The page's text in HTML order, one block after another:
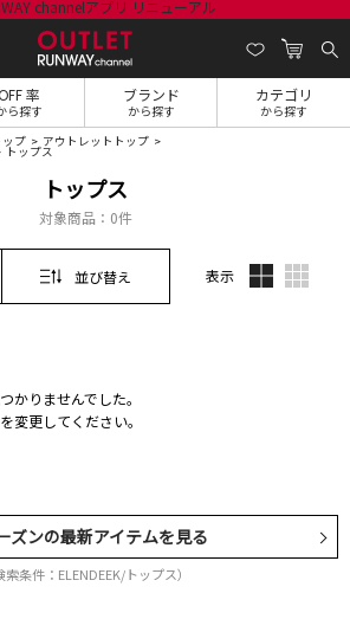
率
ら探す
ブランド
から探す
カテゴリ
から探す
ップ アウトレットトップ
トップス
トップス
対象商品： 0件
並び替え 表示
かりませんでした。
変更してください。
ズンの最新アイテムを見る
索条件：ELENDEEK/トップス）